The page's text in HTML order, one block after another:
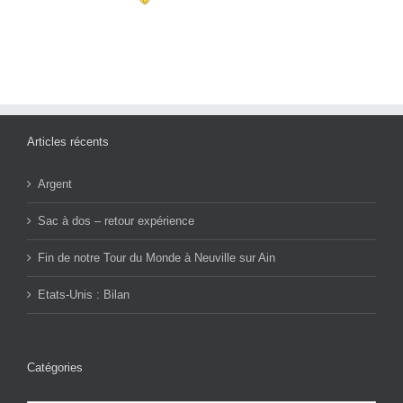
Articles récents
Argent
Sac à dos – retour expérience
Fin de notre Tour du Monde à Neuville sur Ain
Etats-Unis : Bilan
Catégories